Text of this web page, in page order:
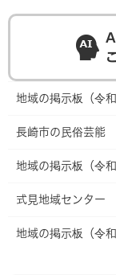
地域の掲示板（令和
長崎市の民俗芸能
地域の掲示板（令和
式見地域センター
地域の掲示板（令和